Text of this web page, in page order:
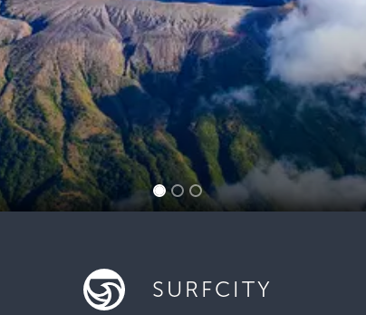
SURFCITY